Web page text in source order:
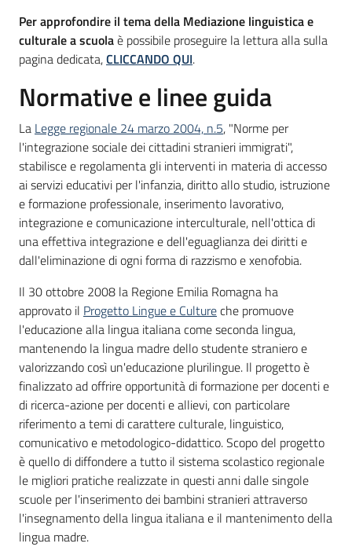
Per approfondire il tema della Mediazione linguistica e
culturale a scuolaè possibile proseguire la lettura alla sulla
pagina dedicata,CLICCANDO QUI.
Normative e linee guida
La Legge regionale 24 marzo 2004, n.5, "Norme per
l'integrazione sociale dei cittadini stranieri immigrati",
stabilisce e regolamenta gli interventi in materia di accesso
ai servizi educativi per l'infanzia, diritto allo studio, istruzione
e formazione professionale, inserimento lavorativo,
integrazione e comunicazione interculturale, nell'ottica di
una effettiva integrazione e dell'eguaglianza dei diritti e
dall'eliminazione di ogni forma di razzismo e xenofobia.
Il 30 ottobre 2008 la Regione Emilia Romagna ha
approvato il Progetto Lingue e Cultureche promuove
l'educazione alla lingua italiana come seconda lingua,
mantenendo la lingua madre dello studente straniero e
valorizzando così un'educazione plurilingue. Il progetto è
finalizzato ad offrire opportunità di formazione per docenti e
di ricerca-azione per docenti e allievi, con particolare
riferimento a temi di carattere culturale, linguistico,
comunicativo e metodologico-didattico. Scopo del progetto
è quello di diffondere a tutto il sistema scolastico regionale
le migliori pratiche realizzate in questi anni dalle singole
scuole per l'inserimento dei bambini stranieri attraverso
l'insegnamento della lingua italiana e il mantenimento della
lingua madre.